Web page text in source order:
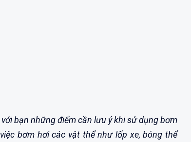
bạn những điểm cần lưu ý khi sử dụng bơm
bơm hơi các vật thể như lốp xe, bóng thể